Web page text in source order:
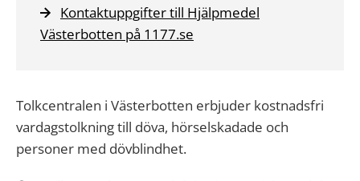
Kontaktuppgifter till Hjälpmedel
Västerbotten på 1177.se
Tolkcentralen i Västerbotten erbjuder kostnadsfri
vardagstolkning till döva, hörselskadade och
personer med dövblindhet.